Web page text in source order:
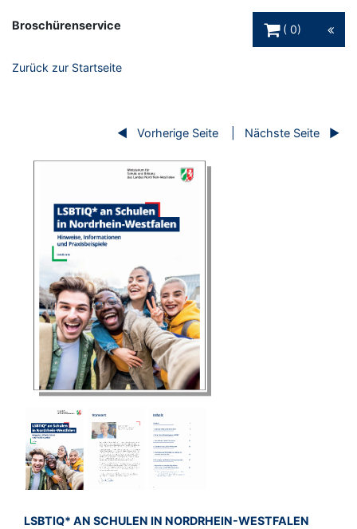
Broschürenservice
0
Zurück zur Startseite
Vorherige Seite Nächste Seite
BROSCHÜRE:
LSBTIQ* AN SCHULEN IN NORDRHEIN-WESTFALEN